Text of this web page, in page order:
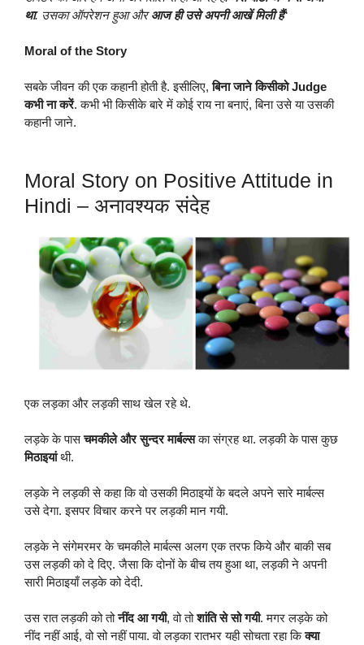
था. उसका ऑपरेशन हुआ औरआज ही उसे अपनी आखें मिली हैं“
Moral of the Story
सबके जीवन की एक कहानी होती है. इसीलिए,बिना जाने किसीको Judge
कभी ना करें. कभी भी किसीके बारे में कोई राय ना बनाएं, बिना उसे या उसकी
कहानी जाने.
Moral Story on Positive Attitude in
Hindi – अनावश्यक संदेह
एक लड़का और लड़की साथ खेल रहे थे.
लड़के के पासचमकीले और सुन्दर मार्बल्सका संग्रह था. लड़की के पास कुछ
मिठाइयांथी.
लड़के ने लड़की से कहा कि वो उसकी मिठाइयों के बदले अपने सारे मार्बल्स
उसे देगा. इसपर विचार करने पर लड़की मान गयी.
लड़के ने संगेमरमर के चमकीले मार्बल्स अलग एक तरफ किये और बाकी सब
उस लड़की को दे दिए. जैसा कि दोनों के बीच तय हुआ था, लड़की ने अपनी
सारी मिठाइयाँ लड़के को देदी.
उस रात लड़की को तोनींद आ गयी, वो तोशांति से सो गयी. मगर लड़के को
नींद नहीं आई, वो सो नहीं पाया. वो लड़का रातभर यही सोचता रहा किक्या